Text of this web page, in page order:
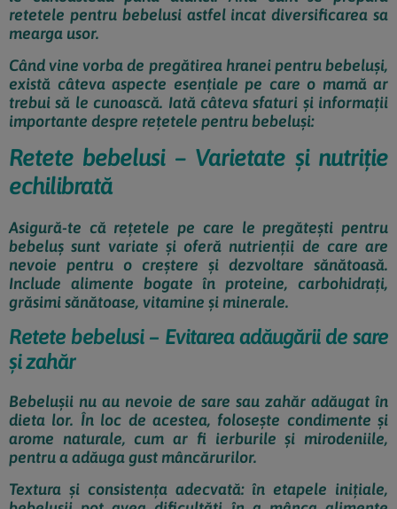
retetele pentru bebelusi astfel incat diversificarea sa
mearga usor.
Când vine vorba de pregătirea hranei pentru bebeluși,
există câteva aspecte esențiale pe care o mamă ar
trebui să le cunoască. Iată câteva sfaturi și informații
importante despre rețetele pentru bebeluși:
Retete bebelusi – Varietate și nutriție
echilibrată
Asigură-te că rețetele pe care le pregătești pentru
bebeluș sunt variate și oferă nutrienții de care are
nevoie pentru o creștere și dezvoltare sănătoasă.
Include alimente bogate în proteine, carbohidrați,
grăsimi sănătoase, vitamine și minerale.
Retete bebelusi – Evitarea adăugării de sare
și zahăr
Bebelușii nu au nevoie de sare sau zahăr adăugat în
dieta lor. În loc de acestea, folosește condimente și
arome naturale, cum ar fi ierburile și mirodeniile,
pentru a adăuga gust mâncărurilor.
Textura și consistența adecvată: în etapele inițiale,